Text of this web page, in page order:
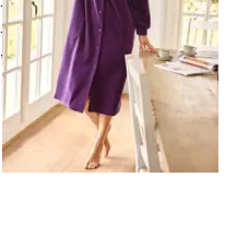
edler Glanz
hoher Baumwoll-Anteil
ab € 89,95
ab € 49,95 (-44%)